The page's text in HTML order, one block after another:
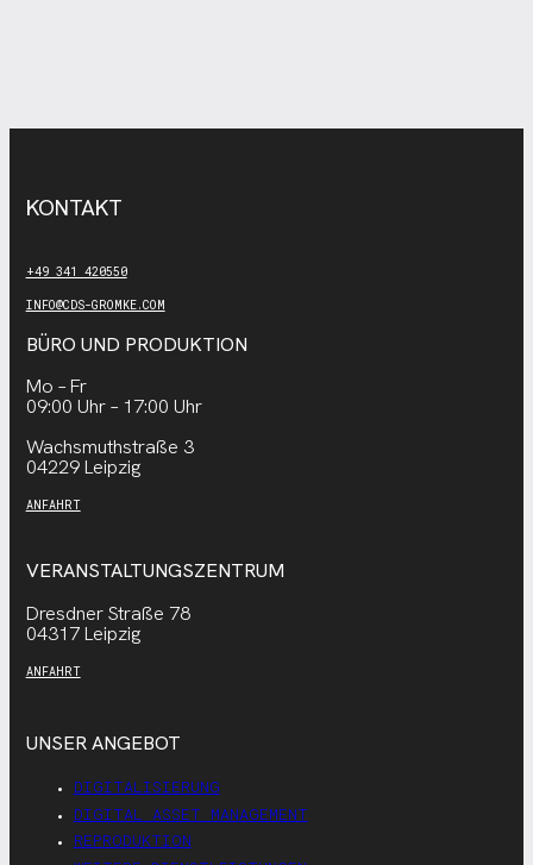
KONTAKT
+49 341 420550
INFO@CDS-GROMKE.COM
BÜRO UND PRODUKTION
Mo – Fr
09:00 Uhr – 17:00 Uhr
Wachsmuthstraße 3
04229 Leipzig
ANFAHRT
VERANSTALTUNGSZENTRUM
Dresdner Straße 78
04317 Leipzig
ANFAHRT
UNSER ANGEBOT
DIGITALISIERUNG
DIGITAL ASSET MANAGEMENT
REPRODUKTION